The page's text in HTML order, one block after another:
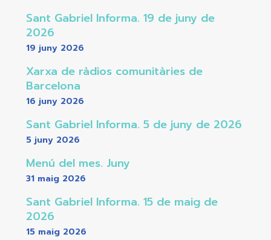
Sant Gabriel Informa. 19 de juny de
2026
19 juny 2026
Xarxa de ràdios comunitàries de
Barcelona
16 juny 2026
Sant Gabriel Informa. 5 de juny de 2026
5 juny 2026
Menú del mes. Juny
31 maig 2026
Sant Gabriel Informa. 15 de maig de
2026
15 maig 2026